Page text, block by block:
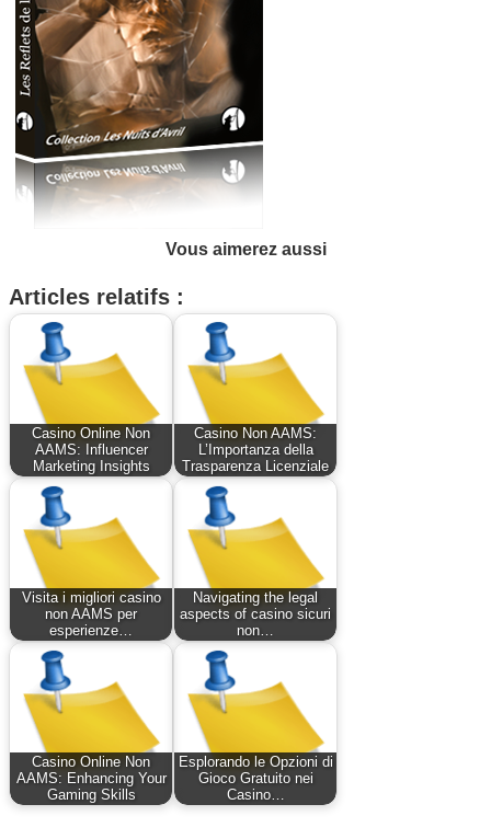
Vous aimerez aussi
Articles relatifs :
Casino Online Non
AAMS: Influencer
Marketing Insights
Casino Non AAMS:
L’Importanza della
Trasparenza Licenziale
Visita i migliori casino
non AAMS per
esperienze…
Navigating the legal
aspects of casino sicuri
non…
Casino Online Non
AAMS: Enhancing Your
Gaming Skills
Esplorando le Opzioni di
Gioco Gratuito nei
Casino…